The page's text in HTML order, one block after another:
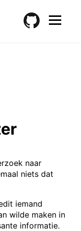
naar
niets dat
iemand
wilde maken in
informatie.